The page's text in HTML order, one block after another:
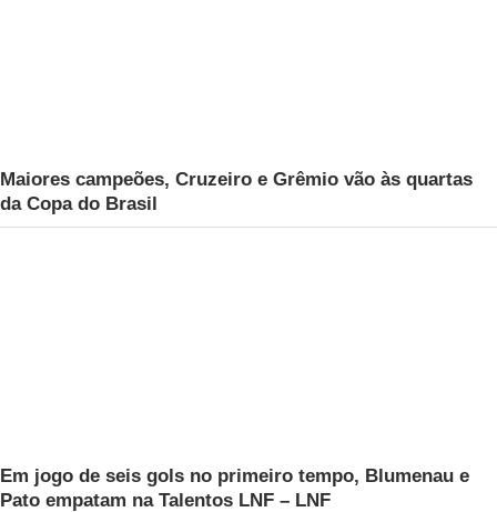
Maiores campeões, Cruzeiro e Grêmio vão às quartas
da Copa do Brasil
Em jogo de seis gols no primeiro tempo, Blumenau e
Pato empatam na Talentos LNF – LNF